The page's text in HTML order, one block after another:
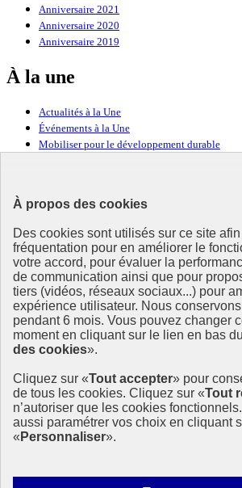
À propos des cookies
Des cookies sont utilisés sur ce site
fréquentation pour en améliorer le
votre accord, pour évaluer la
de communication ainsi que pour
tiers (vidéos, réseaux sociaux...) pour
expérience utilisateur. Nous
pendant 6 mois. Vous pouvez changer
moment en cliquant sur le lien en bas
des cookies».
Cliquez sur «Tout accepter» pour
de tous les cookies. Cliquez sur «Tout
n’autoriser que les cookies
aussi paramétrer vos choix en cliquant
« Personnaliser».
Anniversaire 2021
Anniversaire 2020
Anniversaire 2019
À la une
Actualités à la Une
Événements à la Une
Mobiliser pour le développement durable
Ressources
Ressources
La Méth’ODD
Gouvernement
Ce site propose l’information de référence
2030 et la feuille de route de la France. Il
tous les acteurs.
info.gouv.fr- ouvre une nouvelle
service-public.fr - ouvre une nouvelle
legifrance.gouv.fr- ouvre une nouvelle
data.gouv.fr- ouvre une nouvelle
Plan du site
Mentions légales